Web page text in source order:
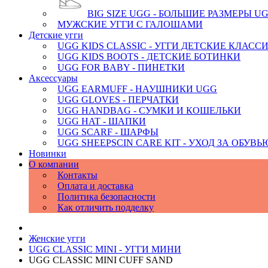
BIG SIZE UGG - БОЛЬШИЕ РАЗМЕРЫ
МУЖСКИЕ УГГИ С ГАЛОШАМИ
Детские угги
UGG KIDS CLASSIC - УГГИ ДЕТСКИЕ
UGG KIDS BOOTS - ДЕТСКИЕ БОТИНКИ
UGG FOR BABY - ПИНЕТКИ
Аксессуары
UGG EARMUFF - НАУШНИКИ UGG
UGG GLOVES - ПЕРЧАТКИ
UGG HANDBAG - СУМКИ И КОШЕЛЬКИ
UGG HAT - ШАПКИ
UGG SCARF - ШАРФЫ
UGG SHEEPSCIN CARE KIT - УХОД ЗА
Новинки
О компании
Контакты
Оплата и доставка
Политика безопасности
Как отличить подделку
Женские угги
UGG CLASSIC MINI - УГГИ МИНИ
UGG CLASSIC MINI CUFF SAND